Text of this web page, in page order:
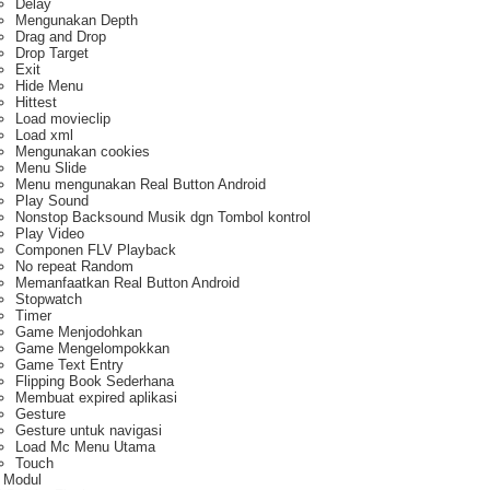
Delay
Mengunakan Depth
Drag and Drop
Drop Target
Exit
Hide Menu
Hittest
Load movieclip
Load xml
Mengunakan cookies
Menu Slide
Menu mengunakan Real Button Android
Play Sound
Nonstop Backsound Musik dgn Tombol kontrol
Play Video
Componen FLV Playback
No repeat Random
Memanfaatkan Real Button Android
Stopwatch
Timer
Game Menjodohkan
Game Mengelompokkan
Game Text Entry
Flipping Book Sederhana
Membuat expired aplikasi
Gesture
Gesture untuk navigasi
Load Mc Menu Utama
Touch